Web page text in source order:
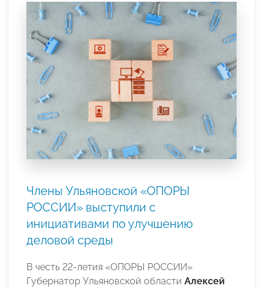
Члены Ульяновской «ОПОРЫ
РОССИИ» выступили с
инициативами по улучшению
деловой среды
В честь 22-летия «ОПОРЫ РОССИИ»
Губернатор Ульяновской области Алексей